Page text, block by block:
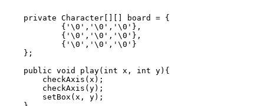
private Character board = {
{ '\0' , '\0' , '\0' },
{ '\0' , '\0' , '\0' },
{ '\0' , '\0' , '\0' }
};
public void play( int x , int y){
checkAxis ( x );
checkAxis ( y);
setBox ( x , y);